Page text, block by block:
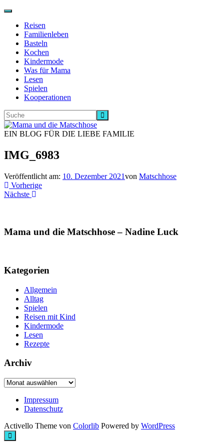
Navigation
ein-/ausschalten
Reisen
Familienleben
Basteln
Kochen
Kindermode
Was für Mama
Lesen
Spielen
Kooperationen
EIN BLOG FÜR DIE LIEBE FAMILIE
IMG_6983
Veröffentlicht am: 10. Dezember 2021von Matschhose
Vorherige
Nächste
Mama und die Matschhose – Nadine Luck
Kategorien
Allgemein
Alltag
Spielen
Reisen mit Kind
Kindermode
Lesen
Rezepte
Archiv
Archiv
Impressum
Datenschutz
Activello Theme von Colorlib Powered by WordPress